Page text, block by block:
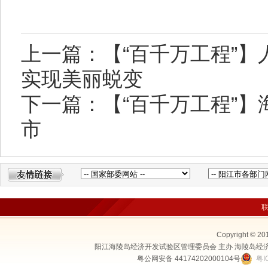
上一篇：【“百千万工程”
实现美丽蜕变
下一篇：【“百千万工程”
市
Copyright ©
阳江海陵岛经济开发试验区管理委员会 主办 海陵岛
粤公网安备 44174202000104号
粤